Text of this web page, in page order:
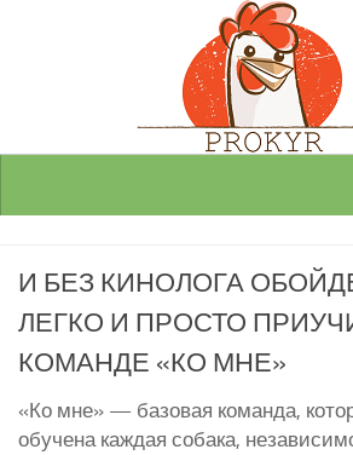
Декоративные
Мясные
Мясо-яичные
Инкубаторы
И БЕЗ КИНОЛОГА
ЛЕГКО И ПРОСТО
КОМАНДЕ «КО МНЕ»
«Ко мне» — базовая команда,
обучена каждая собака,